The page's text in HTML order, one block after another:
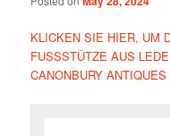
KLICKEN SIE HIER, UM
FUSSSTÜTZE AUS
CANONBURY